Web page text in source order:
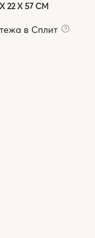
22 X 57 СМ
в Сплит